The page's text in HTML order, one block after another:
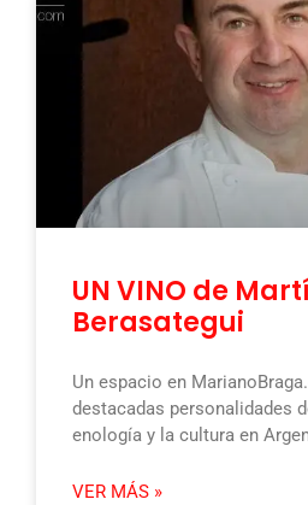
UN VINO de
Berasategui
Un espacio en
destacadas personalidades
enología y la cultura en
VER MÁS »